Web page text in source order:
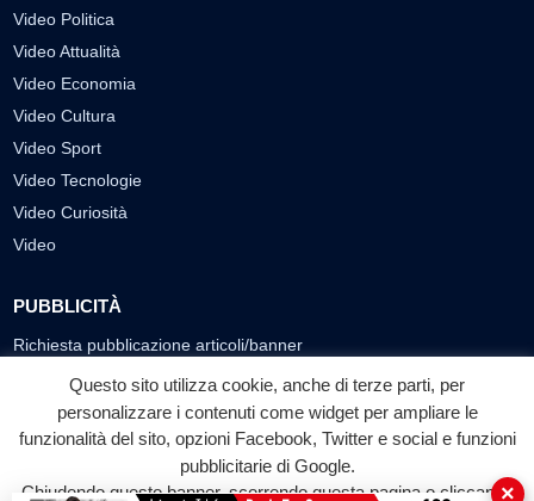
Video Politica
Video Attualità
Video Economia
Video Cultura
Video Sport
Video Tecnologie
Video Curiosità
Video
PUBBLICITÀ
Richiesta pubblicazione articoli/banner
SEGUICI SUI SOCIAL
f
Facebook
◎ ▶
YouTube
Questo sito utilizza cookie, anche di terze parti, per
personalizzare i contenuti come widget per ampliare le
funzionalità del sito, opzioni Facebook, Twitter e social e funzioni
pubblicitarie di Google.
Chiudendo questo banner, scorrendo questa pagina o cliccando
×